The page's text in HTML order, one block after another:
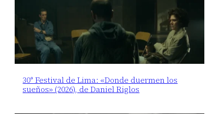
30° Festival de Lima: «Donde duermen los
sueños» (2026), de Daniel Riglos